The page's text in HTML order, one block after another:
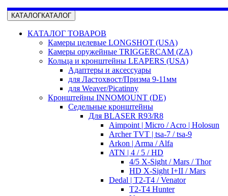
КАТАЛОГКАТАЛОГ
КАТАЛОГ ТОВАРОВ
Камеры целевые LONGSHOT (USA)
Камеры оружейные TRIGGERCAM (ZA)
Кольца и кронштейны LEAPERS (USA)
Адаптеры и аксессуары
для Ластохвост/Призма 9-11мм
для Weaver/Picatinny
Кронштейны INNOMOUNT (DE)
Седельные кронштейны
Для BLASER R93/R8
Aimpoint | Micro / Acro | Holosun
Archer TVT | tsa-7 / tsa-9
Arkon | Arma / Alfa
ATN | 4 / 5 / HD
4/5 X-Sight / Mars / Thor
HD X-Sight I+II / Mars
Dedal | T2-T4 / Venator
T2-T4 Hunter